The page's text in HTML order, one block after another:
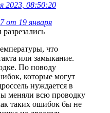
2023, 08:50:20
от 19 января
что
или замыкание.
По поводу
которые могут
нуждается в
меняли всю проводку
таких ошибок бы не